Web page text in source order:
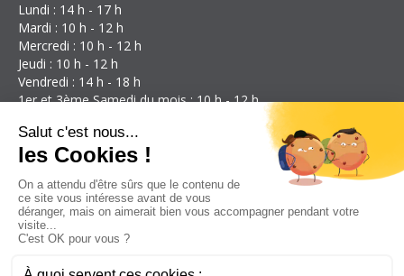
Lundi : 14 h - 17 h
Mardi : 10 h - 12 h
Mercredi : 10 h - 12 h
Jeudi : 10 h - 12 h
Vendredi : 14 h - 18 h
1er et 3ème Samedi du mois : 10 h - 12 h
Mairie d'Étalans
3 Rue des Granges
25580 Étalans
France